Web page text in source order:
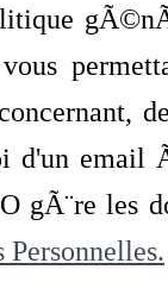
vous
d'un
gÃ¨re les